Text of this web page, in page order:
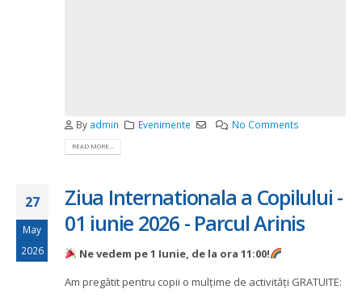
By admin Evenimente No Comments
READ MORE...
27
May
2026
Ziua Internationala a Copilului -
01 iunie 2026 - Parcul Arinis
Ne vedem pe 1 Iunie, de la ora 11:00!
Am pregătit pentru copii o mulțime de activități GRATUITE: